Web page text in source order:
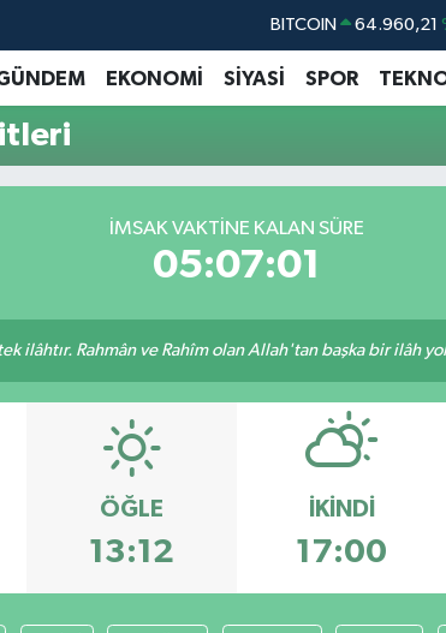
BITCOIN 64.960,21
DOLAR 47,7436
EURO 55,2510
EKONOMİ SİYASİ SPOR
İMSAK VAKTINE KALAN SÜRE
05:07:00
ilâhtır. Rahmân ve Rahîm olan Allah'tan başka bir ilâh
ÖĞLE
13:12
İKINDI
17:00